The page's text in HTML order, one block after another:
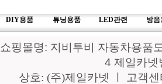
DIY용품 튜닝용품 LED관련 방음
쇼핑몰명: 지비투비 자동차용품
4 제일카
상호: (주)제일카넷 ㅣ 고객